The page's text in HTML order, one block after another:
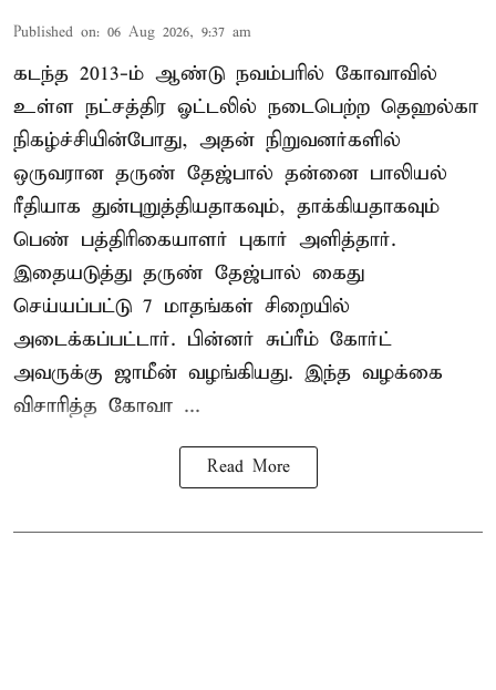
Published on: 06 Aug 2026, 9:37 am
கடந்த 2013-ம் ஆண்டு நவம்பரில் கோவாவில்
உள்ள நட்சத்திர ஓட்டலில் நடைபெற்ற தெஹல்கா
நிகழ்ச்சியின்போது, அதன் நிறுவனர்களில்
ஒருவரான தருண் தேஜ்பால் தன்னை பாலியல்
ரீதியாக துன்புறுத்தியதாகவும், தாக்கியதாகவும்
பெண் பத்திரிகையாளர் புகார் அளித்தார்.
இதையடுத்து தருண் தேஜ்பால் கைது
செய்யப்பட்டு 7 மாதங்கள் சிறையில்
அடைக்கப்பட்டார். பின்னர் சுப்ரீம் கோர்ட்
அவருக்கு ஜாமீன் வழங்கியது. இந்த வழக்கை
விசாரித்த கோவா ...
Read More